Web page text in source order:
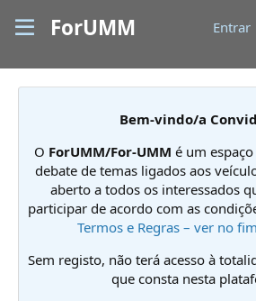
ForUMM Entrar
Bem-vindo/a
O ForUMM/For-UMM é um
debate de temas ligados aos
aberto a todos os interessados
participar de acordo com as
Termos e Regras – ver no
Sem registo, não terá acesso à
que consta nesta